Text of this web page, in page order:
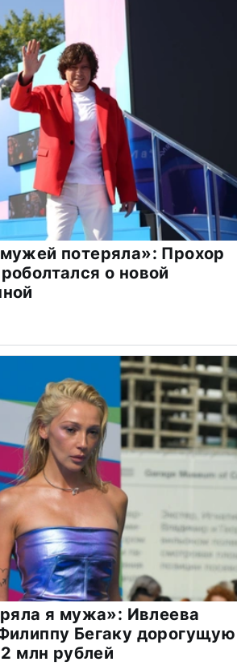
потеряла»: Прохор
о новой
я мужа»: Ивлеева
Бегаку дорогущую
млн рублей